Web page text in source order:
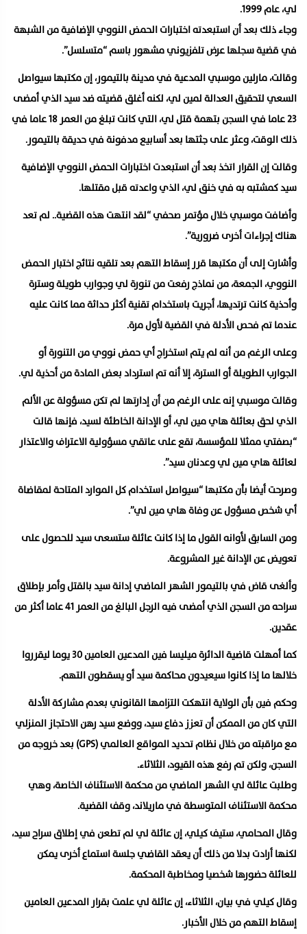
لي، عام 1999.
وجاء ذلك بعد أن استبعدته اختبارات الحمض النووي الإضافية من الشبهة
في قضية سجلها عرض تلفزيوني مشهور باسم “متسلسل”.
وقالت، مارلين موسبي المدعية في مدينة بالتيمور، إن مكتبها سيواصل
السعي لتحقيق العدالة لمين لي، لكنه أغلق قضيته ضد سيد الذي أمضى
23 عاما في السجن بتهمة قتل لي، التي كانت تبلغ من العمر 18 عاما في
ذلك الوقت، وعثر على جثتها بعد أسابيع مدفونة في حديقة بالتيمور.
وقالت إن القرار اتخذ بعد أن استبعدت اختبارات الحمض النووي الإضافية
سيد كمشتبه به في خنق لي، الذي واعدته قبل مقتلها.
وأضافت موسبي خلال مؤتمر صحفي “لقد انتهت هذه القضية.. لم تعد
هناك إجراءات أخرى ضرورية”.
وأشارت إلى أن مكتبها قرر إسقاط التهم بعد تلقيه نتائج اختبار الحمض
النووي، الجمعة، من نماذج رفعت من تنورة لي وجوارب طويلة وسترة
وأحذية كانت ترتديها، أجريت باستخدام تقنية أكثر حداثة مما كانت عليه
عندما تم فحص الأدلة في القضية لأول مرة.
وعلى الرغم من أنه لم يتم استخراج أي حمض نووي من التنورة أو
الجوارب الطويلة أو السترة، إلا أنه تم استرداد بعض المادة من أحذية لي.
وقالت موسبي إنه على الرغم من أن إدارتها لم تكن مسؤولة عن الألم
الذي لحق بعائلة هاي مين لي، أو الإدانة الخاطئة لسيد، فإنها قالت
“بصفتي ممثلا للمؤسسة، تقع على عاتقي مسؤولية الاعتراف والاعتذار
لعائلة هاي مين لي وعدنان سيد”.
وصرحت أيضا بأن مكتبها “سيواصل استخدام كل الموارد المتاحة لمقاضاة
أي شخص مسؤول عن وفاة هاي مين لي”.
ومن السابق لأوانه القول ما إذا كانت عائلة ستسعى سيد للحصول على
تعويض عن الإدانة غير المشروعة.
وألغى قاض في بالتيمور الشهر الماضي إدانة سيد بالقتل وأمر بإطلاق
سراحه من السجن الذي أمضى فيه الرجل البالغ من العمر 41 عاما أكثر من
عقدين.
كما أمهلت قاضية الدائرة ميليسا فين المدعين العامين 30 يوما ليقرروا
خلالها ما إذا كانوا سيعيدون محاكمة سيد أو يسقطون التهم.
وحكم فين بأن الولاية انتهكت التزامها القانوني بعدم مشاركة الأدلة
التي كان من الممكن أن تعزز دفاع سيد، ووضع سيد رهن الاحتجاز المنزلي
مع مراقبته من خلال نظام تحديد المواقع العالمي (GPS) بعد خروجه من
السجن، ولكن تم رفع هذه القيود، الثلاثاء.
وطلبت عائلة لي الشهر الماضي من محكمة الاستئناف الخاصة، وهي
محكمة الاستئناف المتوسطة في ماريلاند، وقف القضية.
وقال المحامي، ستيف كيلي، إن عائلة لي لم تطعن في إطلاق سراح سيد،
لكنها أرادت بدلا من ذلك أن يعقد القاضي جلسة استماع أخرى يمكن
للعائلة حضورها شخصيا ومخاطبة المحكمة.
وقال كيلي في بيان، الثلاثاء، إن عائلة لي علمت بقرار المدعين العامين
إسقاط التهم من خلال الأخبار.